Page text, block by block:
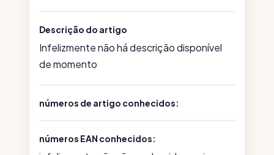
Descrição do artigo
Infelizmente não há descrição disponível
de momento
números de artigo conhecidos:
números EAN conhecidos: